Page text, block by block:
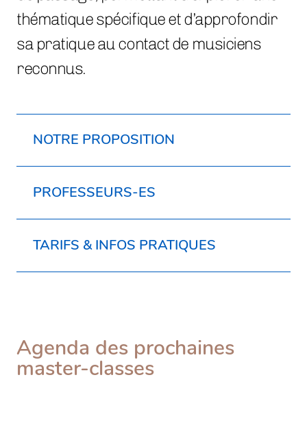
thématique spécifique et d’approfondir
sa pratique au contact de musiciens
reconnus.
NOTRE PROPOSITION
PROFESSEURS-ES
TARIFS & INFOS PRATIQUES
Agenda des prochaines
master-classes